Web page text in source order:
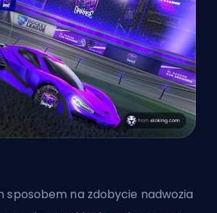
sposobem na zdobycie nadwozia